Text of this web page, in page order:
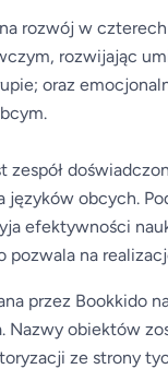
rozwój w
rozwijając
oraz
zespół
języków obcych.
efektywności
pozwala na
przez Bookkido
Nazwy obiektów
ze strony